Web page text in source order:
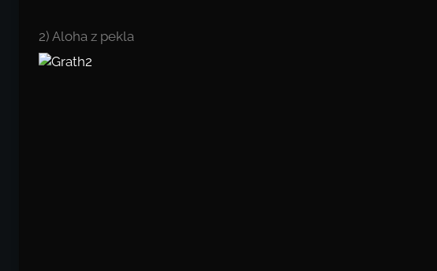
2) Aloha z pekla